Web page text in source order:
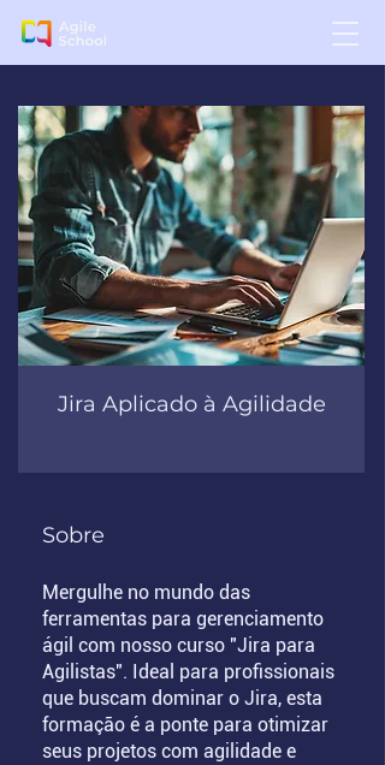
Jira Aplicado à Agilidade
Sobre
Mergulhe no mundo das
ferramentas para gerenciamento
ágil com nosso curso "Jira para
Agilistas". Ideal para profissionais
que buscam dominar o Jira, esta
formação é a ponte para otimizar
seus projetos com agilidade e